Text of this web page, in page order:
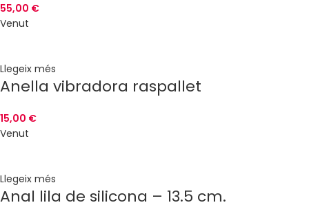
55,00 €
Venut
Llegeix més
Anella vibradora raspallet
15,00 €
Venut
Llegeix més
Anal lila de silicona – 13.5 cm.